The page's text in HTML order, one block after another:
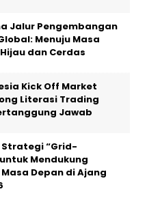
Jalur Pengembangan
Menuju Masa
dan Cerdas
Kick Off Market
Literasi Trading
Jawab
Strategi “Grid-
Mendukung
Depan di Ajang